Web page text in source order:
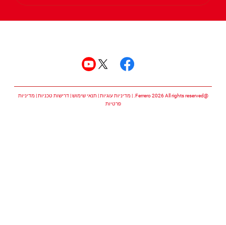
@Ferrero 2026 All rights reserved. מדיניות עוגיות תנאי שימוש דרישות טכניות
מדיניות
פרטיות